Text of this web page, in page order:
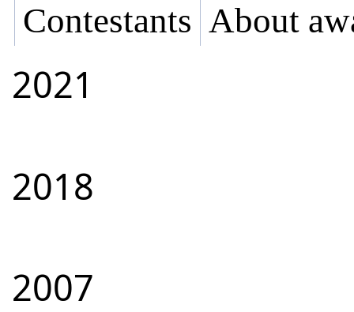
Contestants About
2021
2018
2007